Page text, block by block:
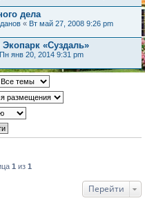
дела
« Вт май 27, 2008 9:26 pm
«Суздаль»
Пн янв 20, 2014 9:31 pm
1 из 1
Перейти